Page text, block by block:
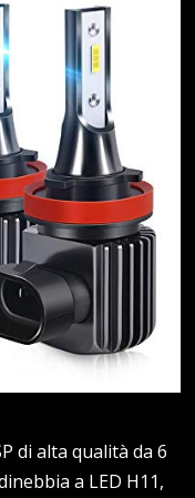
di alta qualità da 6
a LED H11,